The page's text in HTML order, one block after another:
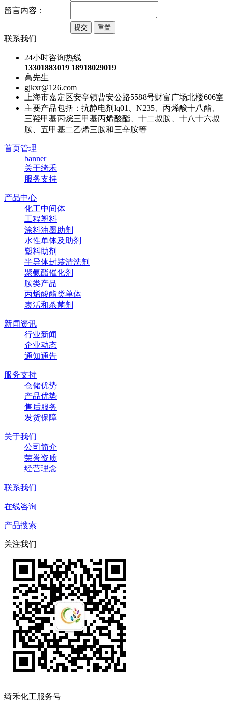
留言内容：
联系我们
24小时咨询热线
13301883019 18918029019
高先生
gjkxr@126.com
上海市嘉定区安亭镇曹安公路5588号财富广场北楼606室
主要产品包括：抗静电剂lq01、N235、丙烯酸十八酯、
三羟甲基丙烷三甲基丙烯酸酯、十二叔胺、十八十六叔
胺、五甲基二乙烯三胺和三辛胺等
首页管理
banner
关于绮禾
服务支持
产品中心
化工中间体
工程塑料
涂料油墨助剂
水性单体及助剂
塑料助剂
半导体封装清洗剂
聚氨酯催化剂
胺类产品
丙烯酸酯类单体
表活和杀菌剂
新闻资讯
行业新闻
企业动态
通知通告
服务支持
仓储优势
产品优势
售后服务
发货保障
关于我们
公司简介
荣誉资质
经营理念
联系我们
在线咨询
产品搜索
关注我们
绮禾化工服务号